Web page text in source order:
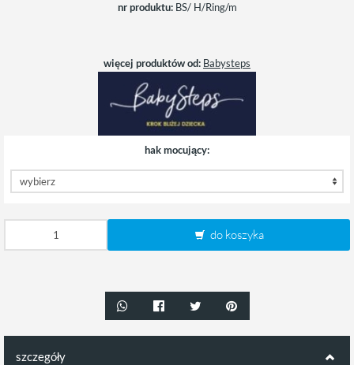
nr produktu:BS/ H/Ring/m
więcej produktów od: Babysteps
hak mocujący:
do koszyka
szczegóły